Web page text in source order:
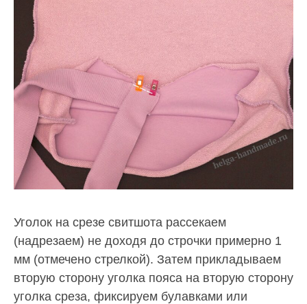
Уголок на срезе свитшота рассекаем
(надрезаем) не доходя до строчки примерно 1
мм (отмечено стрелкой). Затем прикладываем
вторую сторону уголка пояса на вторую сторону
уголка среза, фиксируем булавками или